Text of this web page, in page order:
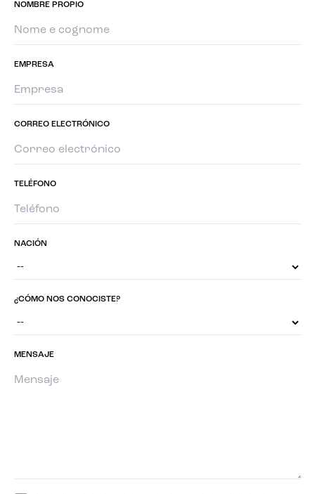
NOMBRE PROPIO
EMPRESA
CORREO ELECTRÓNICO
TELÉFONO
NACIÓN
¿CÓMO NOS CONOCISTE?
MENSAJE